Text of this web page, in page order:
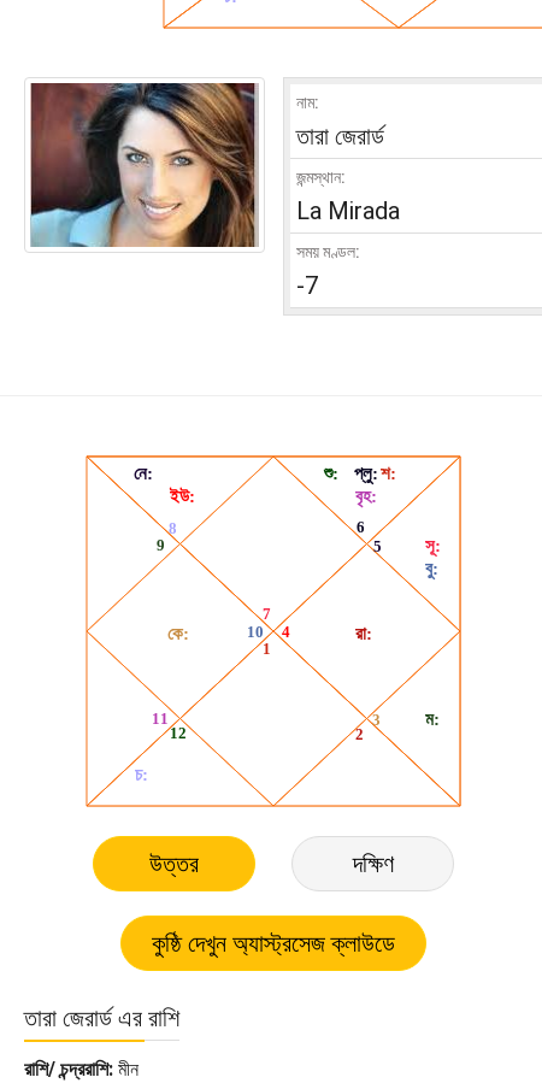
নাম:
তারা জেরার্ড
জন্মস্থান:
La Mirada
সময় মণ্ডল:
-7
উত্তর দক্ষিণ
তারা জেরার্ড এর রাশি
রাশি/ চন্দ্ররাশি: মীন